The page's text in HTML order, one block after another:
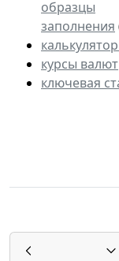
образцы
заполнения
курсы валют
ключевая